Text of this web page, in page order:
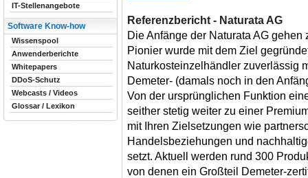
Referenzbericht - Naturata AG
Die Anfänge der Naturata AG
Pionier wurde mit dem Ziel
Naturkosteinzelhändler zuverlässig
Demeter- (damals noch in den
Von der ursprünglichen Funktion
seither stetig weiter zu einer
mit Ihren Zielsetzungen wie
Handelsbeziehungen und
setzt. Aktuell werden rund 300
von denen ein Großteil Demeter-
IT-Stellenangebote
Software Know-how
Wissenspool
Anwenderberichte
Whitepapers
DDoS-Schutz
Webcasts / Videos
Glossar / Lexikon